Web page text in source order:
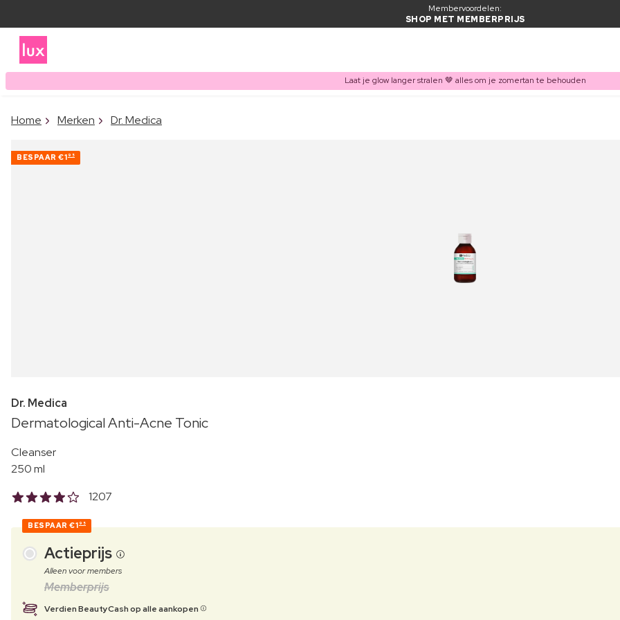
Membervoordelen:
SHOP MET MEMBERPRIJS
Laat je glow langer stralen 🤎 alles om je zomertan te behouden
Home Merken Dr. Medica
BESPAAR €1 95
Dr. Medica
Dermatological Anti-Acne Tonic
Cleanser
250 ml
1207
BESPAAR €1 95
Actieprijs
Alleen voor members
Memberprijs
Verdien BeautyCash op alle aankopen